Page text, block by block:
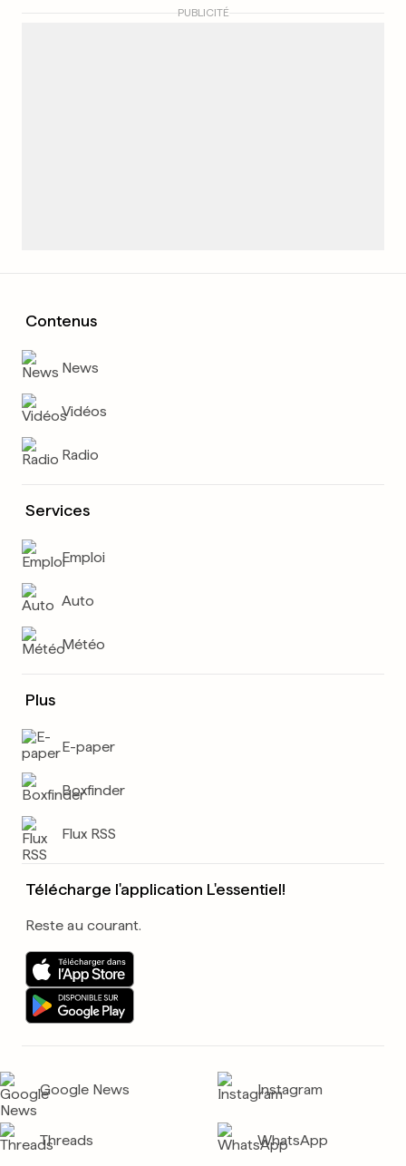
PUBLICITÉ
Contenus
News
Vidéos
Radio
Services
Emploi
Auto
Météo
Plus
E-paper
Boxfinder
Flux RSS
Télécharge l'application L'essentiel!
Reste au courant.
Google News Instagram
Threads WhatsApp